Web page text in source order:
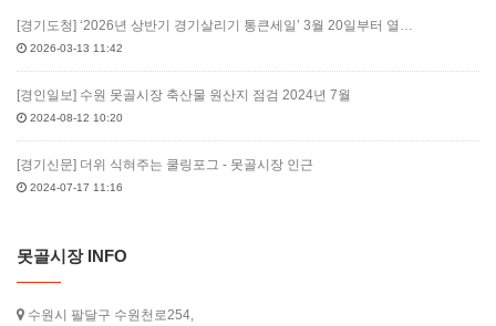
[경기도청] ‘2026년 상반기 경기살리기 통큰세일’ 3월 20일부터 열…
2026-03-13 11:42
[경인일보] 수원 못골시장 축산물 원산지 점검 2024년 7월
2024-08-12 10:20
[경기신문] 더위 식혀주는 쿨링포그 - 못골시장 인근
2024-07-17 11:16
못골시장 INFO
수원시 팔달구 수원천로254,